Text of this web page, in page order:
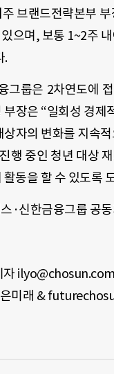
브랜드전략본부
으며, 보통 1~2주
.
그룹은 2차연도에
장은 “일회성 경
자의 변화를 지속
행 중인 청년 대상
동을 할 수 있도록
·신한금융그룹 공
자
미래 &